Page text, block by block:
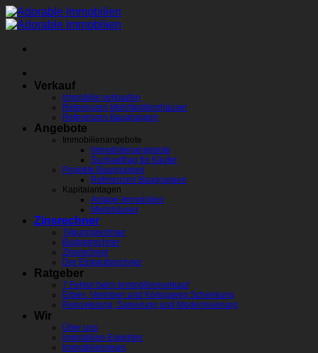
Zum
Inhalt
Verkauf
Immobilie verkaufen
Referenzen Mehrfamilienhäuser
Referenzen Baugruppen
Angebote
Immobilienangebote
Immobilienangebote
Suchauftrag für Käufer
Projekte Baugruppen
Referenzen Baugruppen
Kapitalanlagen
Anlage-Immobilien
Mietshäuser
Zinsrechner
Tilgungsrechner
Budgetrechner
Zinsrechner
Der Einkaufsrechner
Ratgeber
7 Fehler beim Immobilienverkauf
Erben, Vererben und Königsweg Schenkung
Renovierung, Sanierung und Modernisierung
Wir
Über uns
Immobilien-Experten
Immobiliennews